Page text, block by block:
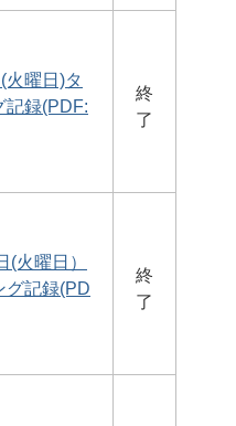
火曜日)タ
記録(PDF:
終
了
(火曜日）
グ記録(PD
終
了